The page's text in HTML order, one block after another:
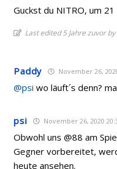
Guckst du NITRO, um 21
Last edited 5 Jahre zuvor
Paddy November 26,
@psi wo läuft´s denn?
psi November 26, 2020
Obwohl uns @88 am
Gegner vorbereitet,
heute ansehen.